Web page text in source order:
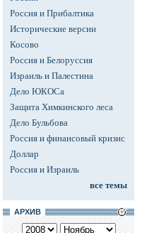
Россия и Прибалтика
Исторические версии
Косово
Россия и Белоруссия
Израиль и Палестина
Дело ЮКОСа
Защита Химкинского леса
Дело Бульбова
Россия и финансовый кризис
Доллар
Россия и Израиль
все темы
АРХИВ